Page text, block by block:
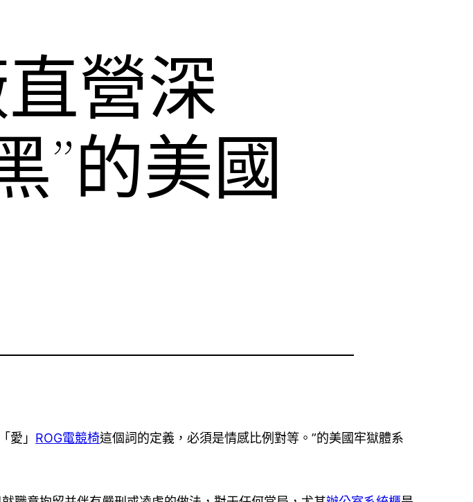
營深
”的美國
愛」 ROG電競椅這個詞的定義，必須是情感比例對等。”的美國牢獄體系